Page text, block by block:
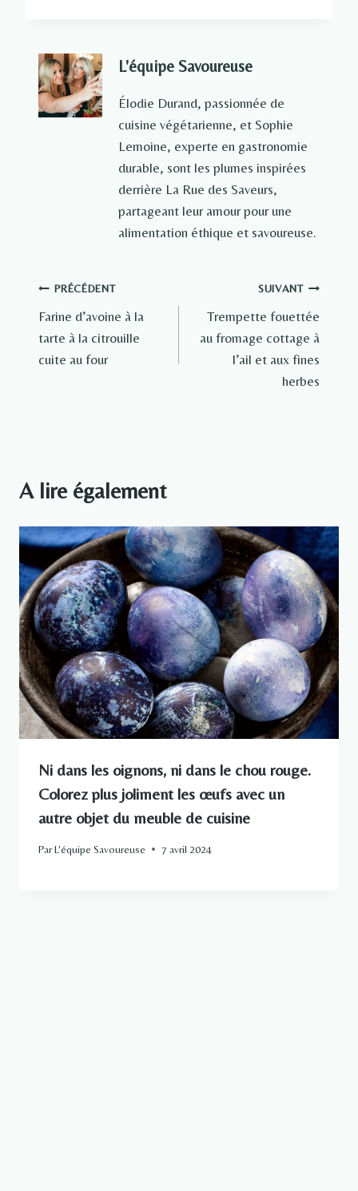
L'équipe Savoureuse
Élodie Durand, passionnée de
cuisine végétarienne, et Sophie
Lemoine, experte en gastronomie
durable, sont les plumes inspirées
derrière La Rue des Saveurs,
partageant leur amour pour une
alimentation éthique et savoureuse.
Navigation
de
l’article
PRÉCÉDENT
Farine d’avoine à la
tarte à la citrouille
cuite au four
SUIVANT
Trempette fouettée
au fromage cottage à
l’ail et aux fines
herbes
A lire également
Ni dans les oignons, ni dans le chou rouge.
Colorez plus joliment les œufs avec un
autre objet du meuble de cuisine
ParL'équipe Savoureuse 7 avril 2024